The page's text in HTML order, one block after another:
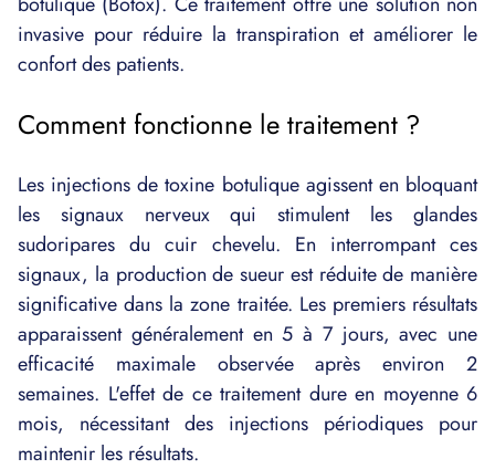
invasive pour réduire la transpiration et améliorer le
confort des patients.
Comment fonctionne le traitement ?
Les injections de toxine botulique agissent en bloquant
les signaux nerveux qui stimulent les glandes
sudoripares du cuir chevelu. En interrompant ces
signaux, la production de sueur est réduite de manière
significative dans la zone traitée. Les premiers résultats
apparaissent généralement en 5 à 7 jours, avec une
efficacité maximale observée après environ 2
semaines. L'effet de ce traitement dure en moyenne 6
mois, nécessitant des injections périodiques pour
maintenir les résultats.